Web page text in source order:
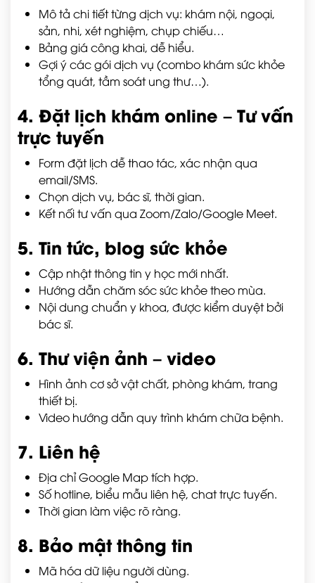
Mô tả chi tiết từng dịch vụ: khám nội, ngoại,
sản, nhi, xét nghiệm, chụp chiếu…
Bảng giá công khai, dễ hiểu.
Gợi ý các gói dịch vụ (combo khám sức khỏe
tổng quát, tầm soát ung thư…).
4. Đặt lịch khám online – Tư vấn
trực tuyến
Form đặt lịch dễ thao tác, xác nhận qua
email/SMS.
Chọn dịch vụ, bác sĩ, thời gian.
Kết nối tư vấn qua Zoom/Zalo/Google Meet.
5. Tin tức, blog sức khỏe
Cập nhật thông tin y học mới nhất.
Hướng dẫn chăm sóc sức khỏe theo mùa.
Nội dung chuẩn y khoa, được kiểm duyệt bởi
bác sĩ.
6. Thư viện ảnh – video
Hình ảnh cơ sở vật chất, phòng khám, trang
thiết bị.
Video hướng dẫn quy trình khám chữa bệnh.
7. Liên hệ
Địa chỉ Google Map tích hợp.
Số hotline, biểu mẫu liên hệ, chat trực tuyến.
Thời gian làm việc rõ ràng.
8. Bảo mật thông tin
Mã hóa dữ liệu người dùng.